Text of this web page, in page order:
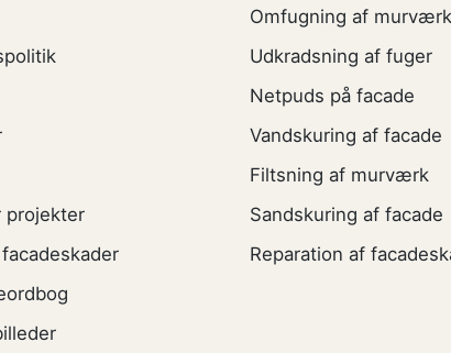
projekter
Omfugning af murværk
Udkradsning af fuger
Netpuds på facade
Vandskuring af facade
Filtsning af murværk
Sandskuring af facade
Reparation af